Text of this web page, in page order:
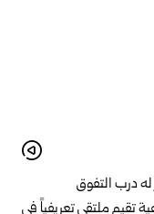
درب التفوق